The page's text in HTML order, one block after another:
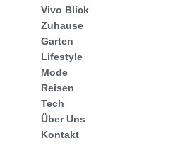
Vivo Blick
Zuhause
Garten
Lifestyle
Mode
Reisen
Tech
Über Uns
Kontakt